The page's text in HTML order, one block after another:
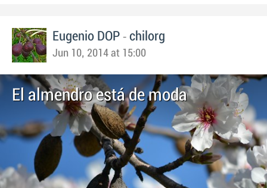
Eugenio DOP - chilorg
Jun 10, 2014 at 15:00
El almendro está de moda